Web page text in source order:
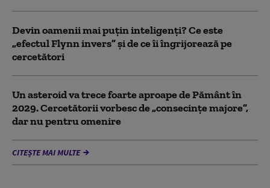
Devin oamenii mai puțin inteligenți? Ce este
„efectul Flynn invers” și de ce îi îngrijorează pe
cercetători
Un asteroid va trece foarte aproape de Pământ în
2029. Cercetătorii vorbesc de „consecințe majore”,
dar nu pentru omenire
CITEȘTE MAI MULTE